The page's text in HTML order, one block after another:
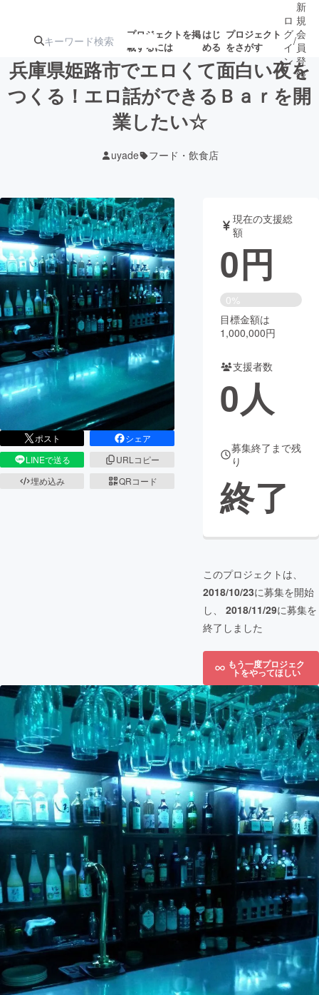
プロジェクトを掲
載するには
はじ
める
プロジェクト
をさがす
注目の新着プロ募集終了が近いプ
テクノロジー・ガジェット
映像・映画 書籍・雑誌
ビジネス・起業 チャレンジ
まちづくり・地域活性化
CAMPFIRE for Social Good
CAMPFIRE Creation
CAMPFIREふるさと納税
コミュニティ
ロ
グ
イ
ン
/
新
規
会
員
登
録
兵庫県姫路市でエロくて面白い夜を
つくる！エロ話ができるＢａｒを開
業したい☆
uyade フード・飲食店
ポスト
シェア
LINEで送る
URLコピー
埋め込み
QRコード
現在の支援総
額
0円
0%
目標金額は
1,000,000円
支援者数
0人
募集終了まで残
り
終了
このプロジェクトは、
2018/10/23に募集を開始
し、 2018/11/29に募集を
終了しました
もう一度プロジェク
トをやってほしい